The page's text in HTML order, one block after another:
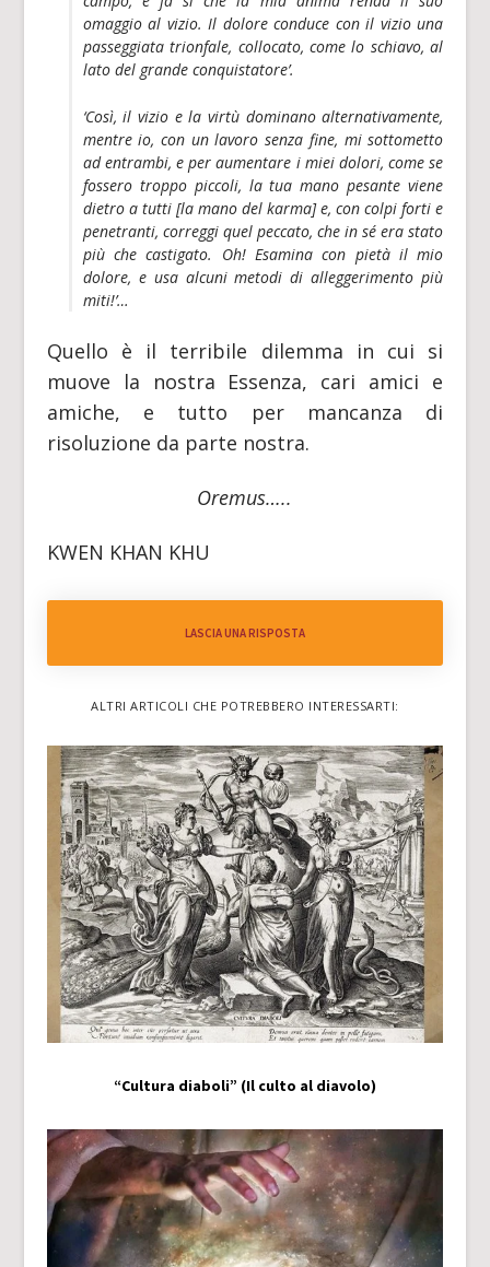
omaggio al vizio. Il dolore conduce con il vizio una
passeggiata trionfale, collocato, come lo schiavo, al
lato del grande conquistatore’.
‘Così, il vizio e la virtù dominano alternativamente,
mentre io, con un lavoro senza fine, mi sottometto
ad entrambi, e per aumentare i miei dolori, come se
fossero troppo piccoli, la tua mano pesante viene
dietro a tutti [la mano del karma] e, con colpi forti e
penetranti, correggi quel peccato, che in sé era stato
più che castigato. Oh! Esamina con pietà il mio
dolore, e usa alcuni metodi di alleggerimento più
miti!’…
Quello è il terribile dilemma in cui si
muove la nostra Essenza, cari amici e
amiche, e tutto per mancanza di
risoluzione da parte nostra.
Oremus…..
KWEN KHAN KHU
LASCIA UNA RISPOSTA
ALTRI ARTICOLI CHE POTREBBERO INTERESSARTI:
“Cultura diaboli” (Il culto al diavolo)